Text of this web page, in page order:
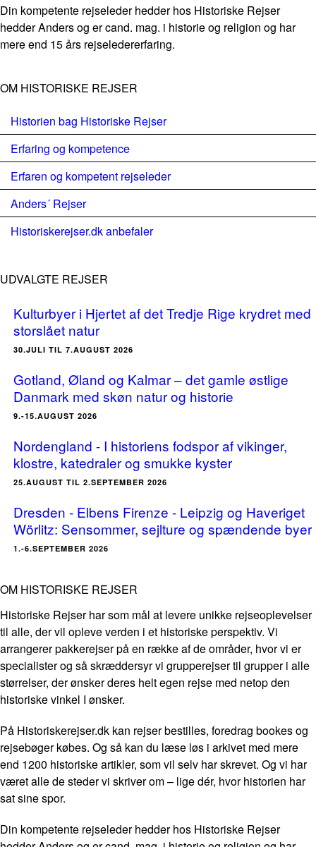
Din kompetente rejseleder hedder hos Historiske Rejser
hedder Anders og er cand. mag. i historie og religion og har
mere end 15 års rejseledererfaring.
OM HISTORISKE REJSER
Historien bag Historiske Rejser
Erfaring og kompetence
Erfaren og kompetent rejseleder
Anders´ Rejser
Historiskerejser.dk anbefaler
UDVALGTE REJSER
Kulturbyer i Hjertet af det Tredje Rige krydret med
storslået natur
30.JULI TIL 7.AUGUST 2026
Gotland, Øland og Kalmar – det gamle østlige
Danmark med skøn natur og historie
9.-15.AUGUST 2026
Nordengland - I historiens fodspor af vikinger,
klostre, katedraler og smukke kyster
25.AUGUST TIL 2.SEPTEMBER 2026
Dresden - Elbens Firenze - Leipzig og Haveriget
Wörlitz: Sensommer, sejlture og spændende byer
1.-6.SEPTEMBER 2026
OM HISTORISKE REJSER
Historiske Rejser har som mål at levere unikke rejseoplevelser
til alle, der vil opleve verden i et historiske perspektiv. Vi
arrangerer pakkerejser på en række af de områder, hvor vi er
specialister og så skræddersyr vi grupperejser til grupper i alle
størrelser, der ønsker deres helt egen rejse med netop den
historiske vinkel I ønsker.
På Historiskerejser.dk kan rejser bestilles, foredrag bookes og
rejsebøger købes. Og så kan du læse løs i arkivet med mere
end 1200 historiske artikler, som vil selv har skrevet. Og vi har
været alle de steder vi skriver om – lige dér, hvor historien har
sat sine spor.
Din kompetente rejseleder hedder hos Historiske Rejser